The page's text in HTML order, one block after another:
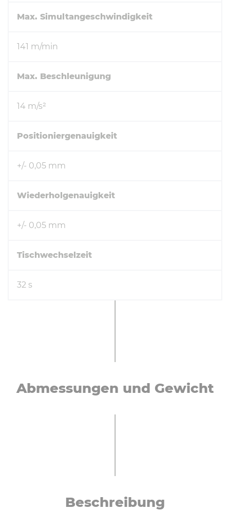
Max. Simultangeschwindigkeit
141 m/min
Max. Beschleunigung
14 m/s²
Positioniergenauigkeit
+/- 0,05 mm
Wiederholgenauigkeit
+/- 0,05 mm
Tischwechselzeit
32 s
Ab­mes­sun­gen und Gewicht
Be­schrei­bung